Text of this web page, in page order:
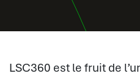
LSC360 est le fruit de